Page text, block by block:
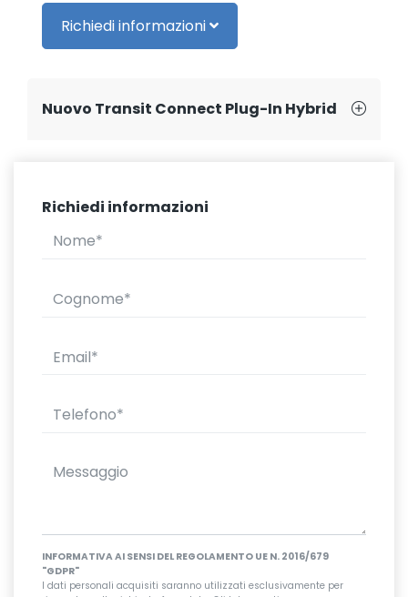
Richiedi informazioni
Nuovo Transit Connect Plug-In Hybrid
Richiedi informazioni
INFORMATIVA AI SENSI DEL REGOLAMENTO UE N. 2016/679
"GDPR"
I dati personali acquisiti saranno utilizzati esclusivamente per